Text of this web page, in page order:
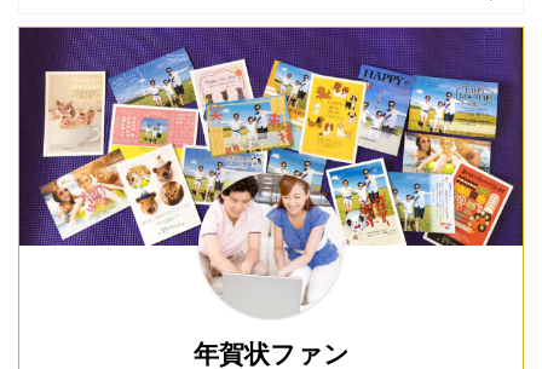
年賀状ファン